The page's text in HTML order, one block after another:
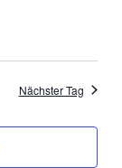
Nächster Tag